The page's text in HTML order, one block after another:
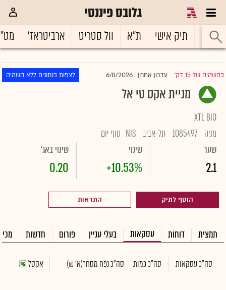
גלובס פיננסי
ראשי תיק אישי ת"א וול סטריט ארביטראז'
בהשהיה של 15 דק' |עדכון אחרון 6/8/2026 לצפות בנתונים ללא השהיה
מניית אקס טי אל
XTL BIO
מניה 1085497 תל-אביב NIS סוף יום
שער
2.1
שינוי
+10.53%
שינוי באג'
0.20
הוסף לתיק התראות
תמצית דוחות עסקאות בעלי עניין פורום חדשות
סה"כ עסקאות סה"כ כמות סה"כ נפח מסחר(א' ₪) אקסל